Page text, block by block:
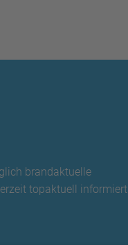
brandaktuelle
topaktuell informiert.